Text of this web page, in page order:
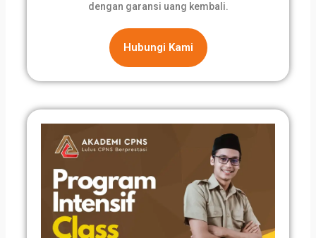
dengan garansi uang kembali.
Hubungi Kami